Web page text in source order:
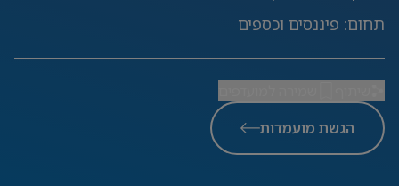
תחום: פיננסים וכספים
הגשת מועמדות